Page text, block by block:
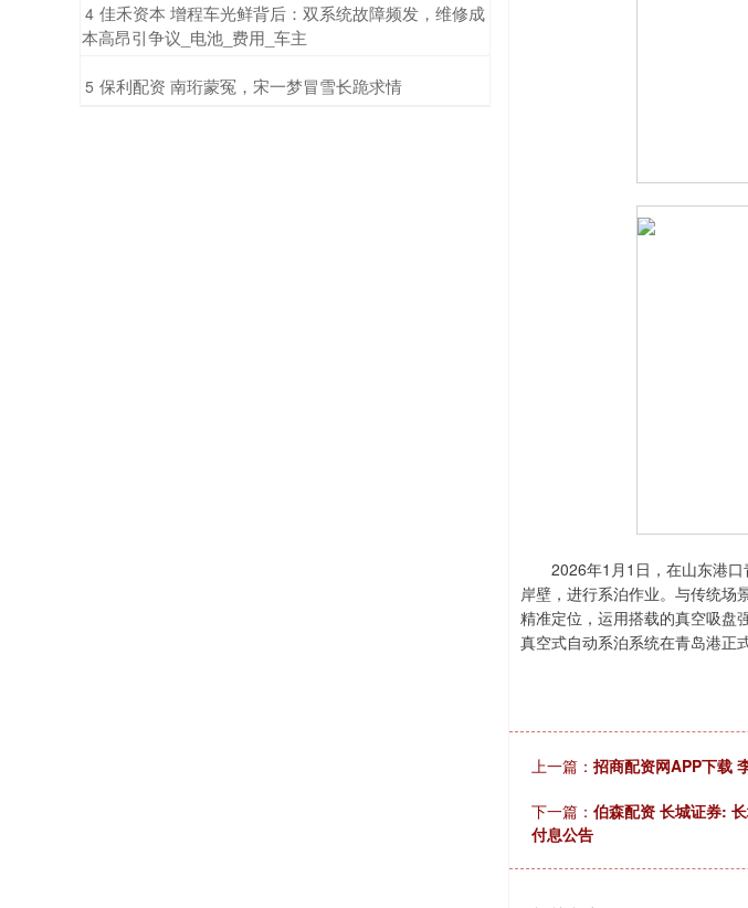
2026年1月1日，在山东港口
岸壁，进行系泊作业。与传统场
精准定位，运用搭载的真空吸盘
真空式自动系泊系统在青岛港正
上一篇： 招商配资网APP下载
下一篇： 伯森配资 长城证券:
付息公告
4 ​佳禾资本 增程车光鲜背后：双系统故障频发，维修成
本高昂引争议_电池_费用_车主
5 ​保利配资 南珩蒙冤，宋一梦冒雪长跪求情